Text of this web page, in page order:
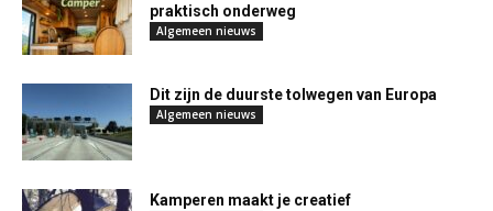
praktisch onderweg
Algemeen nieuws
Dit zijn de duurste tolwegen van Europa
Algemeen nieuws
Kamperen maakt je creatief